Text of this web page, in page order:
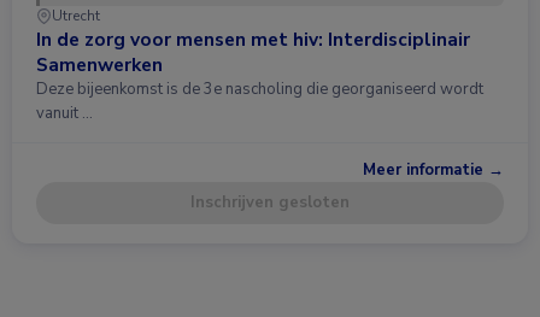
Utrecht
In de zorg voor mensen met hiv: Interdisciplinair
Samenwerken
Deze bijeenkomst is de 3e nascholing die georganiseerd wordt
vanuit …
Meer informatie →
Inschrijven gesloten